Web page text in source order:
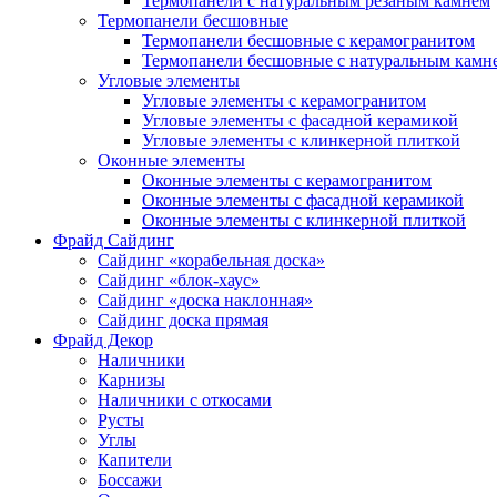
Термопанели бесшовные
Термопанели бесшовные с керамогранитом
Термопанели бесшовные с натуральным
Угловые элементы
Угловые элементы с керамогранитом
Угловые элементы с фасадной керамикой
Угловые элементы с клинкерной плиткой
Оконные элементы
Оконные элементы с керамогранитом
Оконные элементы с фасадной керамикой
Оконные элементы с клинкерной плиткой
Фрайд Сайдинг
Сайдинг «корабельная доска»
Сайдинг «блок-хаус»
Сайдинг «доска наклонная»
Сайдинг доска прямая
Фрайд Декор
Наличники
Карнизы
Наличники с откосами
Русты
Углы
Капители
Боссажи